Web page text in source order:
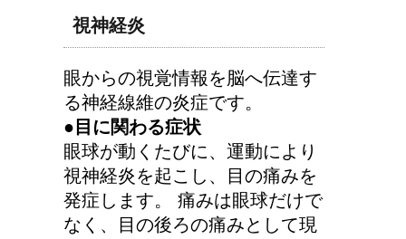
手の関節にできた水泡、
考えられる病気は？
視神経炎
眼からの視覚情報を脳へ伝達す
る神経線維の炎症です。
●目に関わる症状
眼球が動くたびに、運動により
視神経炎を起こし、目の痛みを
発症します。 痛みは眼球だけで
なく、目の後ろの痛みとして現